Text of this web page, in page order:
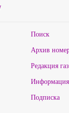
Поиск
Архив
Редакция
Информация
Подписка